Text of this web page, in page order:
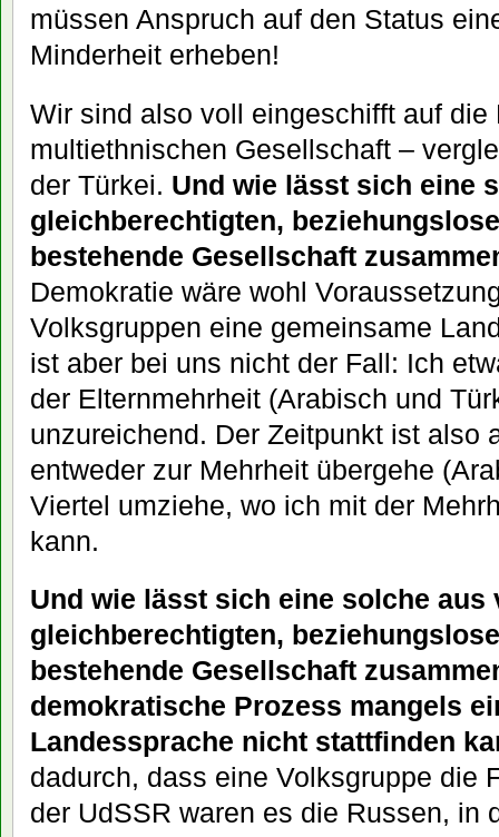
müssen Anspruch auf den Status
Minderheit erheben!
Wir sind also voll eingeschifft auf die
multiethnischen Gesellschaft –
der Türkei. Und wie lässt sich eine
gleichberechtigten,
bestehende Gesellschaft
Demokratie wäre wohl
Volksgruppen eine gemeinsame
ist aber bei uns nicht der Fall: Ich
der Elternmehrheit (Arabisch und
unzureichend. Der Zeitpunkt ist also
entweder zur Mehrheit übergehe
Viertel umziehe, wo ich mit der
kann.
Und wie lässt sich eine solche aus
gleichberechtigten,
bestehende Gesellschaft
demokratische Prozess mangels
Landessprache nicht stattfinden
dadurch, dass eine Volksgruppe die
der UdSSR waren es die Russen, in